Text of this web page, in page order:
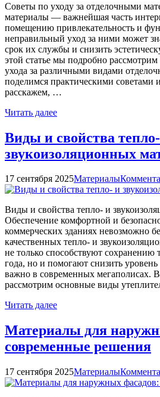
Советы по уходу за отделочными
материалы — важнейшая часть
помещению привлекательность и
неправильный уход за ними может
срок их службы и снизить
этой статье мы подробно
ухода за различными видами
поделимся практическими советами
расскажем, …
Читать далее
Виды и свойства
звукоизоляционных
17 сентября 2025Материалы
Виды и свойства тепло- и
Обеспечение комфортной и
коммерческих зданиях невозможно
качественных тепло- и
не только способствуют сохранению
года, но и помогают снизить
важно в современных мегаполисах.
рассмотрим основные виды
Читать далее
Материалы для
современные решения
17 сентября 2025Материалы